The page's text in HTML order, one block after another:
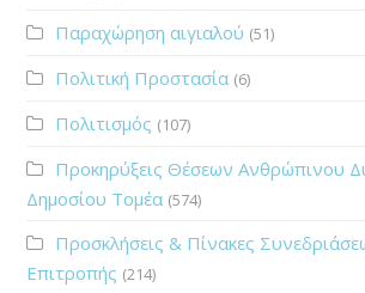
Παραχώρηση αιγιαλού (51)
Πολιτική Προστασία (6)
Πολιτισμός (107)
Προκηρύξεις Θέσεων Ανθρώπινου
Δημοσίου Τομέα (574)
Προσκλήσεις & Πίνακες
Επιτροπής (214)